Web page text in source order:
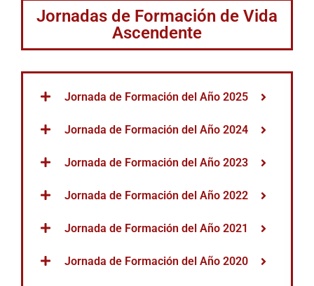
Jornadas de Formación de Vida
Ascendente
Jornada de Formación del Año 2025
Jornada de Formación del Año 2024
Jornada de Formación del Año 2023
Jornada de Formación del Año 2022
Jornada de Formación del Año 2021
Jornada de Formación del Año 2020